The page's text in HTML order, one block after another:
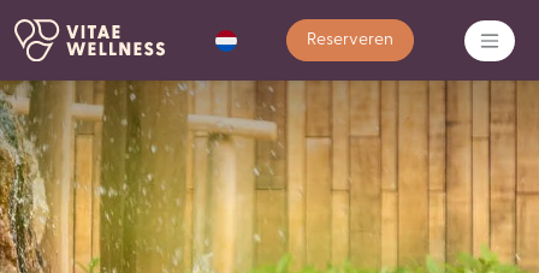
Reserveren